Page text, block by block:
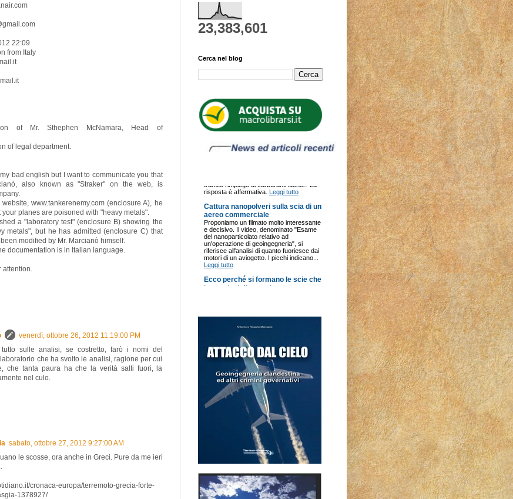
22:09
from Italy
of Mr. Sthephen McNamara, Head of
of legal department.
bad english but I want to communicate you that
also known as "Straker" on the web, is
www.tankerenemy.com (enclosure A), he
planes are poisoned with "heavy metals".
a "laboratory test" (enclosure B) showing the
metals", but he has admitted (enclosure C) that
modified by Mr. Marcianò himself.
documentation is in Italian language.
venerdì, ottobre 26, 2012 11:19:00 PM
sulle analisi, se costretto, farò i nomi del
che ha svolto le analisi, ragione per cui
che tanta paura ha che la verità salti fuori, la
nel culo.
sabato, ottobre 27, 2012 9:27:00 AM
le scosse, ora anche in Greci. Pure da me ieri
cronaca-europa/terremoto-grecia-forte-
1378927/
23,383,601
Cerca nel blog